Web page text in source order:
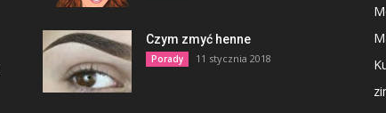
Czym zmyć henne
Porady 11 stycznia 2018